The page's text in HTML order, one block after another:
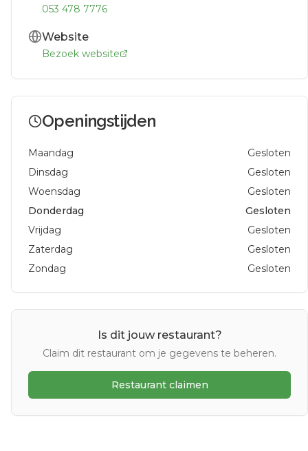
053 478 7776
Website
Bezoek website
Openingstijden
Maandag
Gesloten
Dinsdag
Gesloten
Woensdag
Gesloten
Donderdag
Gesloten
Vrijdag
Gesloten
Zaterdag
Gesloten
Zondag
Gesloten
Is dit jouw restaurant?
Claim dit restaurant om je gegevens te beheren.
Restaurant claimen